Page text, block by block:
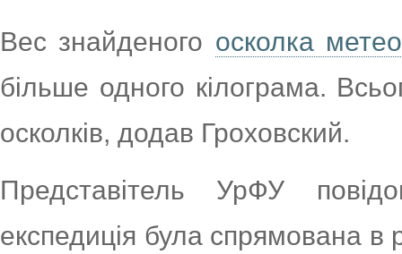
Вес знайденого осколка
більше одного кілограма.
осколків, додав Гроховский.
Представітель УрФУ
експедиція була спрямована